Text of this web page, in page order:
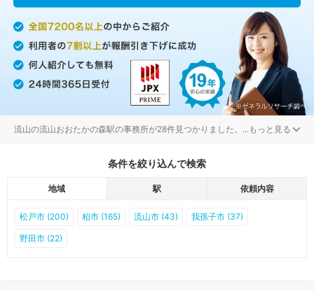
流山の流山おおたかの森駅の事務所が28件見つかりました。 ...もっと見る
条件を絞り込んで検索
地域 駅 依頼内容
松戸市 (200) 柏市 (165) 流山市 (43) 我孫子市 (37)
野田市 (22)